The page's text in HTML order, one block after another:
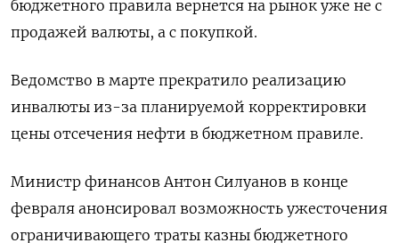
бюджетного правила вернется ​на рынок уже не ​с
продажей валюты, а с покупкой.
Ведомство ‌в марте прекратило реализацию
инвалюты из-за планируемой корректировки
цены отсечения нефти в бюджетном правиле.
Министр финансов Антон Силуанов в конце ​
февраля анонсировал возможность ужесточения
ограничивающего траты казны бюджетного